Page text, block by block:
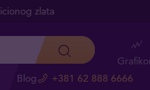
zlata
Blog +381 62 888 6666